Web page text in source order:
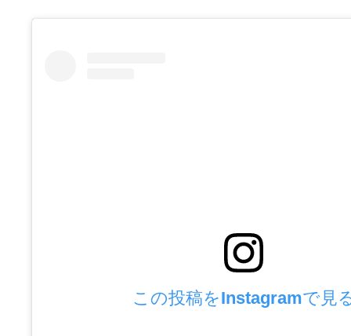
この投稿をInstagramで見